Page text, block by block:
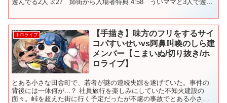
遊んでる2人 3:27 姉街から入場者特典 4:58 ういママと3人で遊ん
ホロライブ
【手描き】味方のフリをするサイ
コパすいせいvs阿鼻叫喚のしら建
メンバー【こまいぬ/切り抜き/ホ
ロライブ】
とある小さな田舎町で、若者が謎の連続失踪を遂げていた。事件の
背後には一体何が...？ 社員旅行を楽しみにしていた不知火建設の
面々。峠を超えた街に行く予定だったが不慮の事故でとある小さな